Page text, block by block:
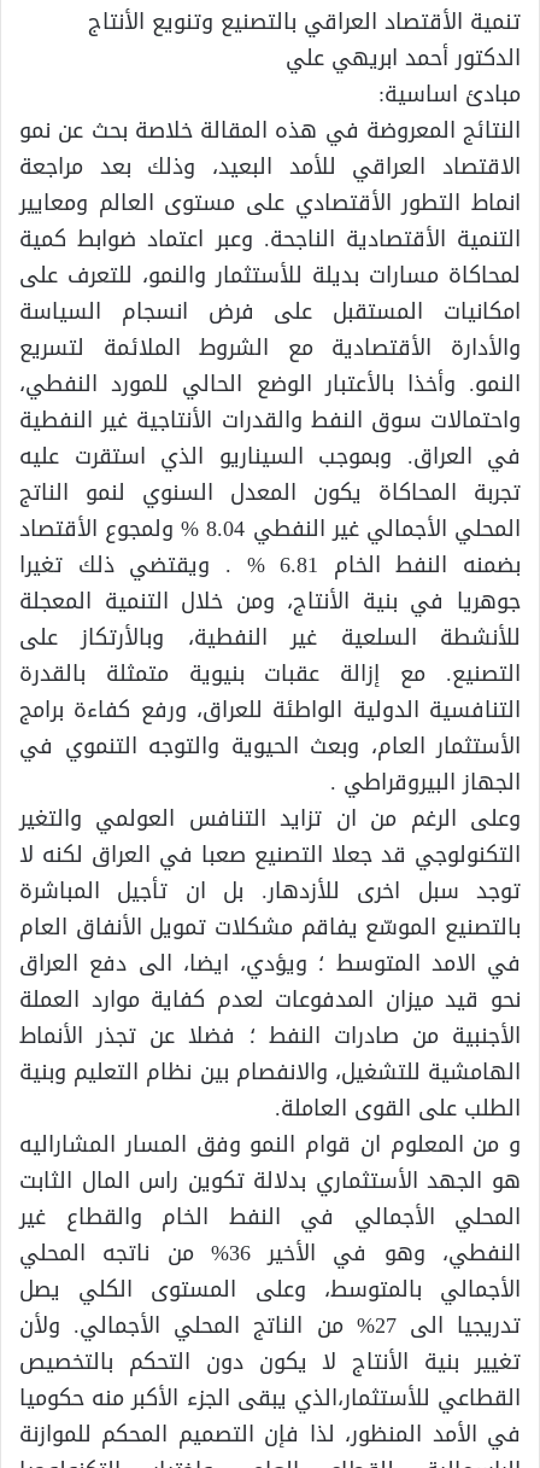
تنمية الأقتصاد العراقي بالتصنيع وتنويع الأنتاج
الدكتور أحمد ابريهي علي
مبادئ اساسية:
النتائج المعروضة في هذه المقالة خلاصة بحث عن نمو
الاقتصاد العراقي للأمد البعيد، وذلك بعد مراجعة
انماط التطور الأقتصادي على مستوى العالم ومعايير
التنمية الأقتصادية الناجحة. وعبر اعتماد ضوابط كمية
لمحاكاة مسارات بديلة للأستثمار والنمو، للتعرف على
امكانيات المستقبل على فرض انسجام السياسة
والأدارة الأقتصادية مع الشروط الملائمة لتسريع
النمو. وأخذا بالأعتبار الوضع الحالي للمورد النفطي،
واحتمالات سوق النفط والقدرات الأنتاجية غير النفطية
في العراق. وبموجب السيناريو الذي استقرت عليه
تجربة المحاكاة يكون المعدل السنوي لنمو الناتج
المحلي الأجمالي غير النفطي 8.04 % ولمجوع الأقتصاد
بضمنه النفط الخام 6.81 % . ويقتضي ذلك تغيرا
جوهريا في بنية الأنتاج، ومن خلال التنمية المعجلة
للأنشطة السلعية غير النفطية، وبالأرتكاز على
التصنيع. مع إزالة عقبات بنيوية متمثلة بالقدرة
التنافسية الدولية الواطئة للعراق، ورفع كفاءة برامج
الأستثمار العام، وبعث الحيوية والتوجه التنموي في
الجهاز البيروقراطي .
وعلى الرغم من ان تزايد التنافس العولمي والتغير
التكنولوجي قد جعلا التصنيع صعبا في العراق لكنه لا
توجد سبل اخرى للأزدهار. بل ان تأجيل المباشرة
بالتصنيع الموسّع يفاقم مشكلات تمويل الأنفاق العام
في الامد المتوسط ؛ ويؤدي، ايضا، الى دفع العراق
نحو قيد ميزان المدفوعات لعدم كفاية موارد العملة
الأجنبية من صادرات النفط ؛ فضلا عن تجذر الأنماط
الهامشية للتشغيل، والانفصام بين نظام التعليم وبنية
الطلب على القوى العاملة.
و من المعلوم ان قوام النمو وفق المسار المشاراليه
هو الجهد الأستثماري بدلالة تكوين راس المال الثابت
المحلي الأجمالي في النفط الخام والقطاع غير
النفطي، وهو في الأخير 36% من ناتجه المحلي
الأجمالي بالمتوسط، وعلى المستوى الكلي يصل
تدريجيا الى 27% من الناتج المحلي الأجمالي. ولأن
تغيير بنية الأنتاج لا يكون دون التحكم بالتخصيص
القطاعي للأستثمار،الذي يبقى الجزء الأكبر منه حكوميا
في الأمد المنظور، لذا فإن التصميم المحكم للموازنة